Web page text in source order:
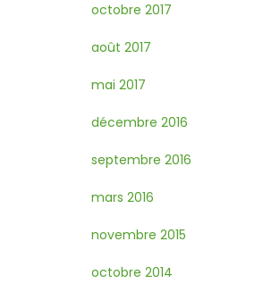
octobre 2017
août 2017
mai 2017
décembre 2016
septembre 2016
mars 2016
novembre 2015
octobre 2014